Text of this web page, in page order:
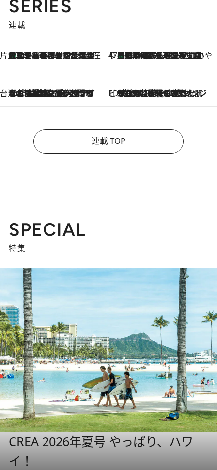
SERIES
連載
片倉真理のときめく台湾土産
2026.8.5
台北からちょっと足を延ばして嘉義へ！ マジョリカタイルの博物館で見つけたレトロ可愛い台湾土産 47都道府県の手みやげ ひんやりスイーツで夏を満喫
2026.8.5
【静岡県】この夏絶対食べたい 冷やしておいしいおやつ3選 お茶香る生食感のふるふるゼリー
台湾ぶらぶら食べ歩き
2026.8.4
【台湾夏旅】買い物するなら“台湾の原宿”西門町へ！ お土産も自分用アイテムも揃うショッピングスポット8選 ビューティいいもの集め EDITORS' BEST
2026.8.3
“落とす”時間が“癒やし”に。THREEのクレンジングは、酷暑で疲れた肌も心も整えてくれる！
連載 TOP
SPECIAL
特集
CREA 2026年夏号 やっぱり、ハワ
イ！